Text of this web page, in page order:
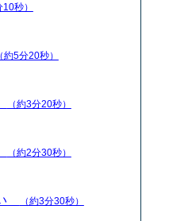
10秒）
（約5分20秒）
（約3分20秒）
（約2分30秒）
（約3分30秒）